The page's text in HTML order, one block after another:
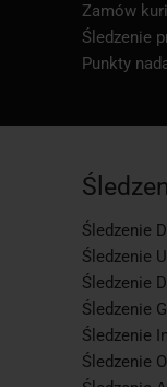
Zamów
Śledzenie
Punkty
Śledzenie
Śledzenie
Śledzenie
Śledzenie
Śledzenie
Śledzenie